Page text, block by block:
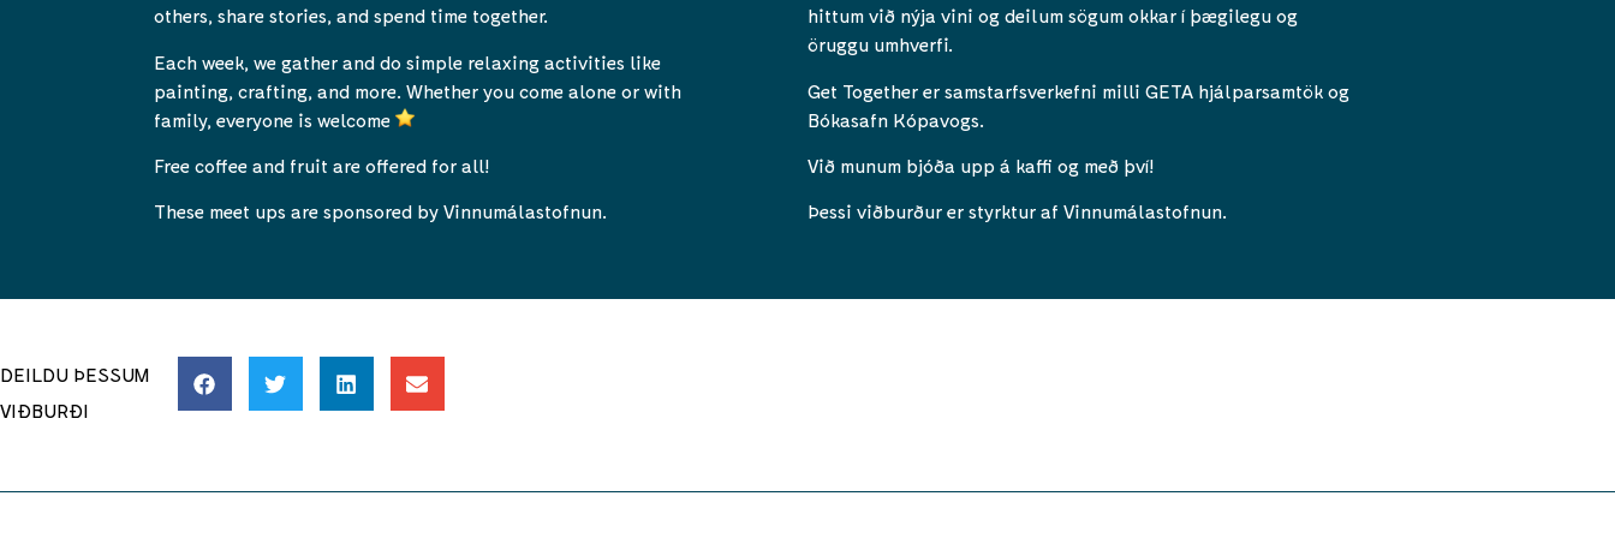
others, share stories, and spend time together.
Each week, we gather and do simple relaxing activities like
painting, crafting, and more. Whether you come alone or with
family, everyone is welcome
Free coffee and fruit are offered for all!
These meet ups are sponsored by Vinnumálastofnun.
hittum við nýja vini og deilum sögum okkar í þægilegu og
öruggu umhverfi.
Get Together er samstarfsverkefni milli GETA hjálparsamtök og
Bókasafn Kópavogs.
Við munum bjóða upp á kaffi og með því!
Þessi viðburður er styrktur af Vinnumálastofnun.
DEILDU ÞESSUM
VIÐBURÐI